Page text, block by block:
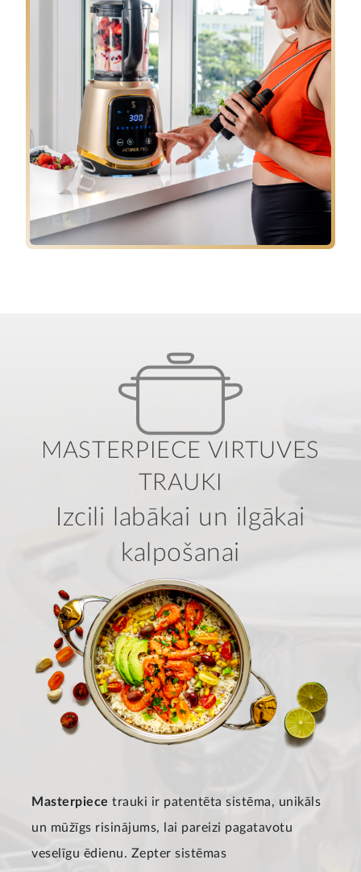
MASTERPIECE VIRTUVES
TRAUKI
Izcili labākai un ilgākai
kalpošanai
Masterpiece trauki ir patentēta sistēma, unikāls
un mūžīgs risinājums, lai pareizi pagatavotu
veselīgu ēdienu. Zepter sistēmas